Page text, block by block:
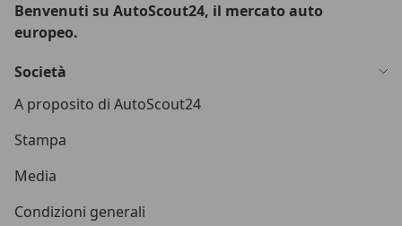
Benvenuti su AutoScout24, il mercato auto
europeo.
Società
A proposito di AutoScout24
Stampa
Media
Condizioni generali